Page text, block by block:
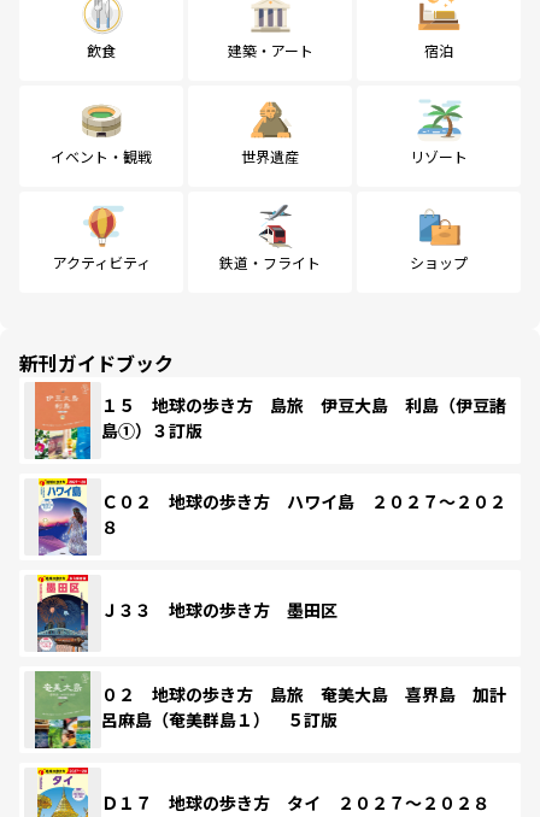
飲食 建築・アート 宿泊
イベント・観戦 世界遺産 リゾート
アクティビティ 鉄道・フライト ショップ
新刊ガイドブック
１５ 地球の歩き方 島旅 伊豆大島 利島（伊豆諸
島①）３訂版
Ｃ０２ 地球の歩き方 ハワイ島 ２０２７～２０２
８
Ｊ３３ 地球の歩き方 墨田区
０２ 地球の歩き方 島旅 奄美大島 喜界島 加計
呂麻島（奄美群島１） ５訂版
Ｄ１７ 地球の歩き方 タイ ２０２７～２０２８